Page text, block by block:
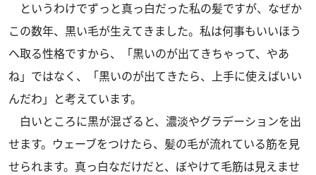
というわけでずっと真っ白だった私の髪ですが、なぜか
この数年、黒い毛が生えてきました。私は何事もいいほう
へ取る性格ですから、「黒いのが出てきちゃって、やあ
ね」ではなく、「黒いのが出てきたら、上手に使えばいい
んだわ」と考えています。
白いところに黒が混ざると、濃淡やグラデーションを出
せます。ウェーブをつけたら、髪の毛が流れている筋を見
せられます。真っ白なだけだと、ぼやけて毛筋は見えませ